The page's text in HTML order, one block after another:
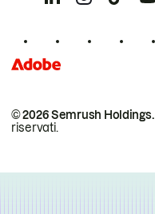
© 2026 Semrush Holdings.
riservati.